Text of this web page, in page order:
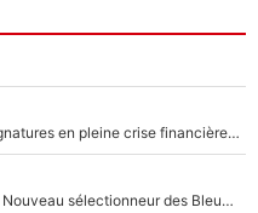
Grégory Lorenzi doit renoncer à cinq signatures en pleine crise financière : L’IA propose sept noms à l’OM pour un mercato réussi... à seulement 5M€ !
«Plus grand, je ferai chauffeur-livreur» : Nouveau sélectionneur des Bleus, Zinédine Zidane s’était imaginé un avenir très différent lorsqu'il était enfant